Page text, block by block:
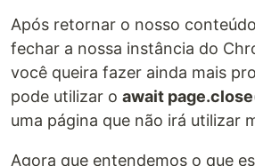
Após retornar o nosso
fechar a nossa instância do
você queira fazer ainda mais
pode utilizar o await
uma página que não irá utilizar
Agora que entendemos o que